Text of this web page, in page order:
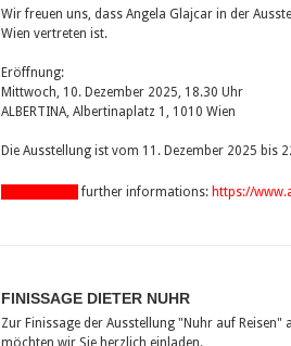
Wir freuen uns, dass Angela Glajcar in der
Wien vertreten ist.
Eröffnung:
Mittwoch, 10. Dezember 2025, 18.30 Uhr
ALBERTINA, Albertinaplatz 1, 1010 Wien
Die Ausstellung ist vom 11. Dezember 2025 bis
further informations: https://
FINISSAGE DIETER NUHR
Zur Finissage der Ausstellung "Nuhr auf
möchten wir Sie herzlich einladen.